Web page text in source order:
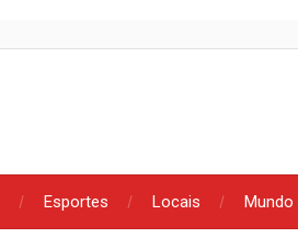
Esportes Locais Mundo